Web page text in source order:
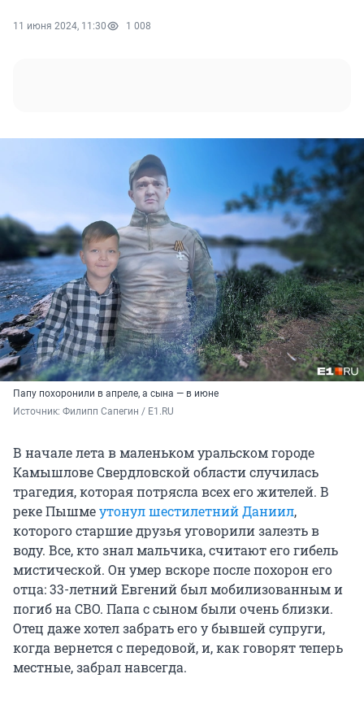
11 июня 2024, 11:30 1 008
Папу похоронили в апреле, а сына — в июне
Источник: Филипп Сапегин / E1.RU
В начале лета в маленьком уральском городе
Камышлове Свердловской области случилась
трагедия, которая потрясла всех его жителей. В
реке Пышмеутонул шестилетний Даниил,
которого старшие друзья уговорили залезть в
воду. Все, кто знал мальчика, считают его гибель
мистической. Он умер вскоре после похорон его
отца: 33-летний Евгений был мобилизованным и
погиб на СВО. Папа с сыном были очень близки.
Отец даже хотел забрать его у бывшей супруги,
когда вернется с передовой, и, как говорят теперь
местные, забрал навсегда.